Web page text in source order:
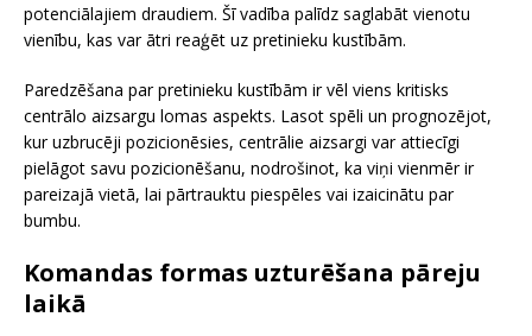
potenciālajiem draudiem. Šī vadība palīdz saglabāt vienotu
vienību, kas var ātri reaģēt uz pretinieku kustībām.
Paredzēšana par pretinieku kustībām ir vēl viens kritisks
centrālo aizsargu lomas aspekts. Lasot spēli un prognozējot,
kur uzbrucēji pozicionēsies, centrālie aizsargi var attiecīgi
pielāgot savu pozicionēšanu, nodrošinot, ka viņi vienmēr ir
pareizajā vietā, lai pārtrauktu piespēles vai izaicinātu par
bumbu.
Komandas formas uzturēšana pāreju
laikā